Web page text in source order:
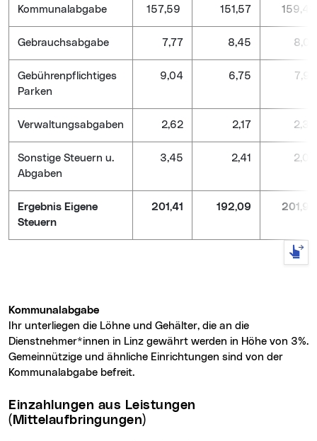
Kommunalabgabe 157,59 151,57 159,45
Gebrauchsabgabe 7,77 8,45 8,02
Gebührenpflichtiges
Parken
9,04 6,75 7,97
Verwaltungsabgaben 2,62 2,17 2,39
Sonstige Steuern u.
Abgaben
3,45 2,41 2,00
Ergebnis Eigene
Steuern
201,41 192,09 201,94
Kommunalabgabe
Ihr unterliegen die Löhne und Gehälter, die an die
Dienstnehmer*innen in Linz gewährt werden in Höhe von 3%.
Gemeinnützige und ähnliche Einrichtungen sind von der
Kommunalabgabe befreit.
Einzahlungen aus Leistungen
(Mittelaufbringungen)